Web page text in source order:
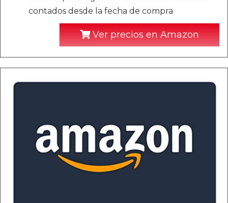
contados desde la fecha de compra
Ver precios en Amazon